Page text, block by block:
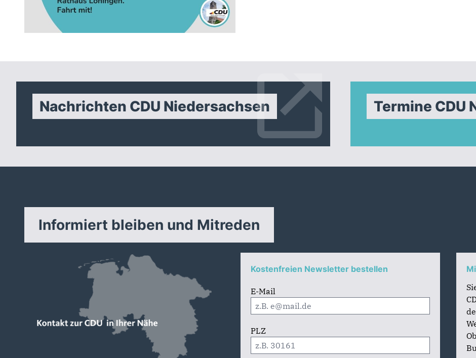
Nachrichten CDU Niedersachsen Termine CDU
Informiert bleiben und Mitreden
Kostenfreien Newsletter bestellen
E-Mail
PLZ